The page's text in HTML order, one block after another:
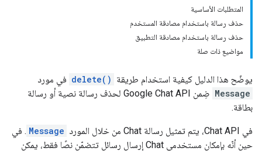
المتطلبات الأساسية
حذف رسالة باستخدام مصادقة المستخدم
حذف رسالة باستخدام مصادقة التطبيق
مواضيع ذات صلة
يوضّح هذا الدليل كيفية استخدام طريقة delete() في مورد
Message
ضِمن Google Chat API لحذف رسالة نصية أو رسالة
بطاقة.
في Chat API، يتم تمثيل رسالة Chat من خلال المورد Message . في
حين أنّه بإمكان مستخدمي Chat إرسال رسائل تتضمّن نصًا فقط، يمكن